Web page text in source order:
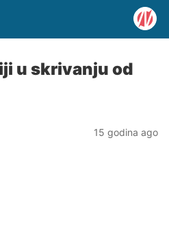
u skrivanju od
15 godina ago